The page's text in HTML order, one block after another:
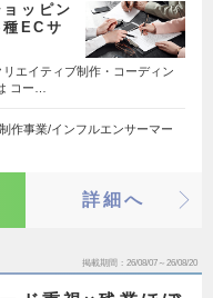
ッピン
ECサ
エイティブ制作・コーディン
コー…
作事業/インフルエンサーマー
詳細へ
掲載期間 26/08/07～26/08/20